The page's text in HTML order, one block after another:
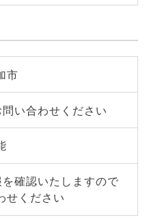
市
い合わせください
確認いたしますので
せください